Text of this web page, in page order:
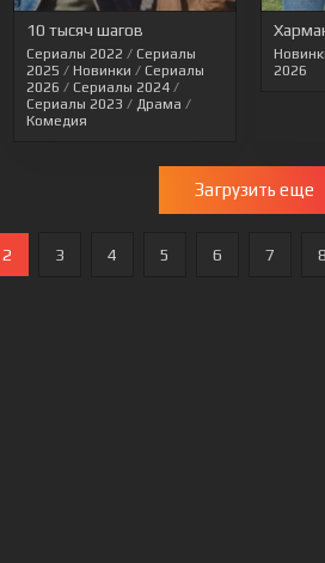
10 тысяч шагов
Сериалы 2022 / Сериалы
2025 / Новинки / Сериалы
2026 / Сериалы 2024/
Сериалы 2023 / Драма /
Комедия
2026
Загрузить еще
2 3 4 5 6 7 8